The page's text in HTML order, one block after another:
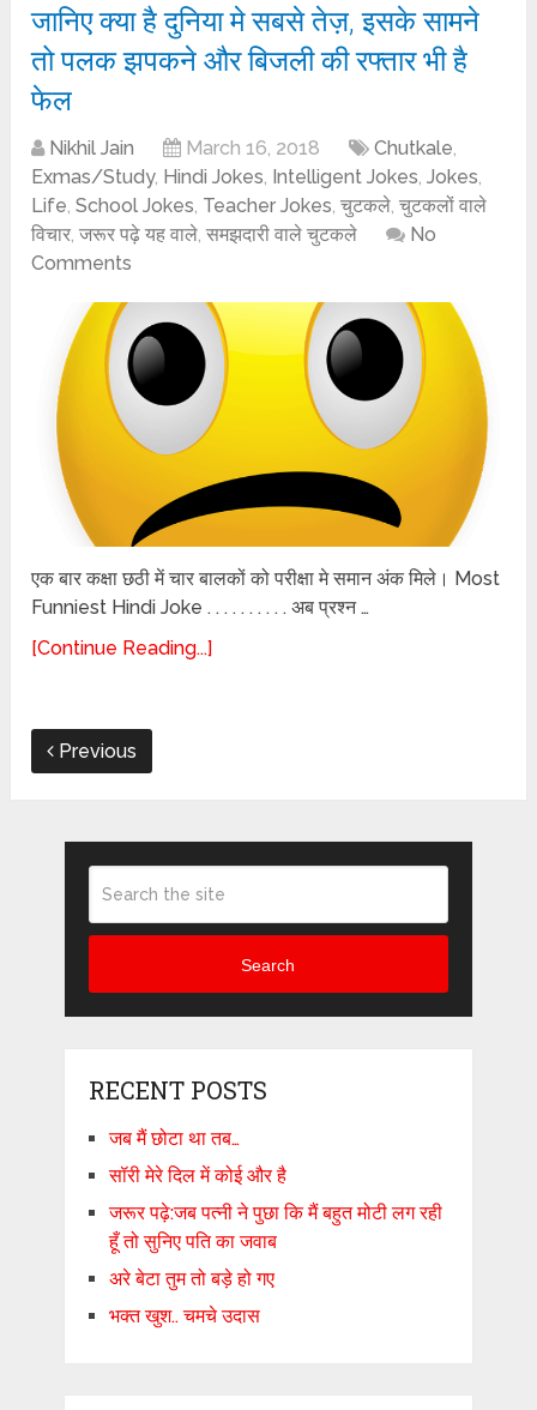
जानिए क्या है दुनिया मे सबसे तेज़, इसके सामने
तो पलक झपकने और बिजली की रफ्तार भी है
फेल
Nikhil Jain March 16, 2018 Chutkale,
Exmas/Study, Hindi Jokes, Intelligent Jokes,Jokes,
Life,School Jokes, Teacher Jokes,चुटकले,चुटकलों वाले
विचार,जरूर पढ़े यह वाले,समझदारी वाले चुटकले
No
Comments
एक बार कक्षा छठी में चार बालकों को परीक्षा मे समान अंक मिले। Most
Funniest Hindi Joke . . . . . . . . . . अब प्रश्न …
[Continue Reading...]
Previous
Search
RECENT POSTS
जब मैं छोटा था तब…
सॉरी मेरे दिल में कोई और है
जरूर पढ़े:जब पत्नी ने पुछा कि मैं बहुत मोटी लग रही
हूँ तो सुनिए पति का जवाब
अरे बेटा तुम तो बड़े हो गए
भक्त खुश.. चमचे उदास